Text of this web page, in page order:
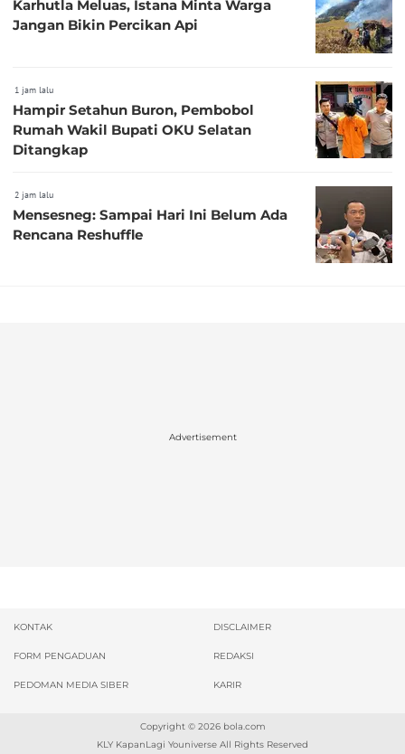
Karhutla Meluas, Istana Minta Warga
Jangan Bikin Percikan Api
1 jam lalu
Hampir Setahun Buron, Pembobol
Rumah Wakil Bupati OKU Selatan
Ditangkap
2 jam lalu
Mensesneg: Sampai Hari Ini Belum Ada
Rencana Reshuffle
Advertisement
KONTAK DISCLAIMER
FORM PENGADUAN REDAKSI
PEDOMAN MEDIA SIBER KARIR
Copyright © 2026 bola.com
KLY KapanLagi Youniverse All Rights Reserved